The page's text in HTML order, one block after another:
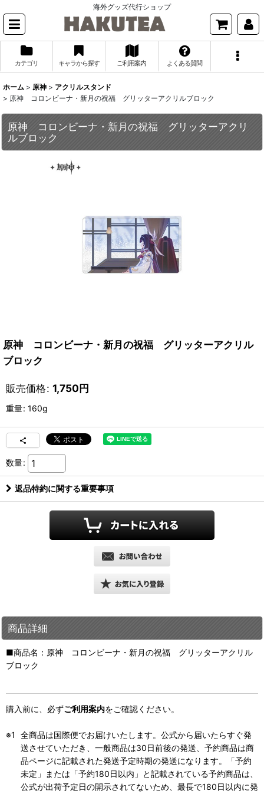
海外グッズ代行ショップ
カテゴリ キャラから探す ご利用案内 よくある質問
ホーム > 原神 > アクリルスタンド
> 原神 コロンビーナ・新月の祝福 グリッターアクリルブロック
原神 コロンビーナ・新月の祝福 グリッターアクリ
ルブロック
原神 コロンビーナ・新月の祝福 グリッターアクリル
ブロック
販売価格: 1,750円
重量: 160g
数量:
返品特約に関する重要事項
商品詳細
■商品名：原神 コロンビーナ・新月の祝福 グリッターアクリル
ブロック
購入前に、必ずご利用案内をご確認ください。
全商品は国際便でお届けいたします。公式から届いたらすぐ発
送させていただき、一般商品は30日前後の発送、予約商品は商
品ページに記載された発送予定時期の発送になります。「予約
未定」または「予約180日以内」と記載されている予約商品は、
公式が出荷予定日の開示されてないため、最長で180日以内に発